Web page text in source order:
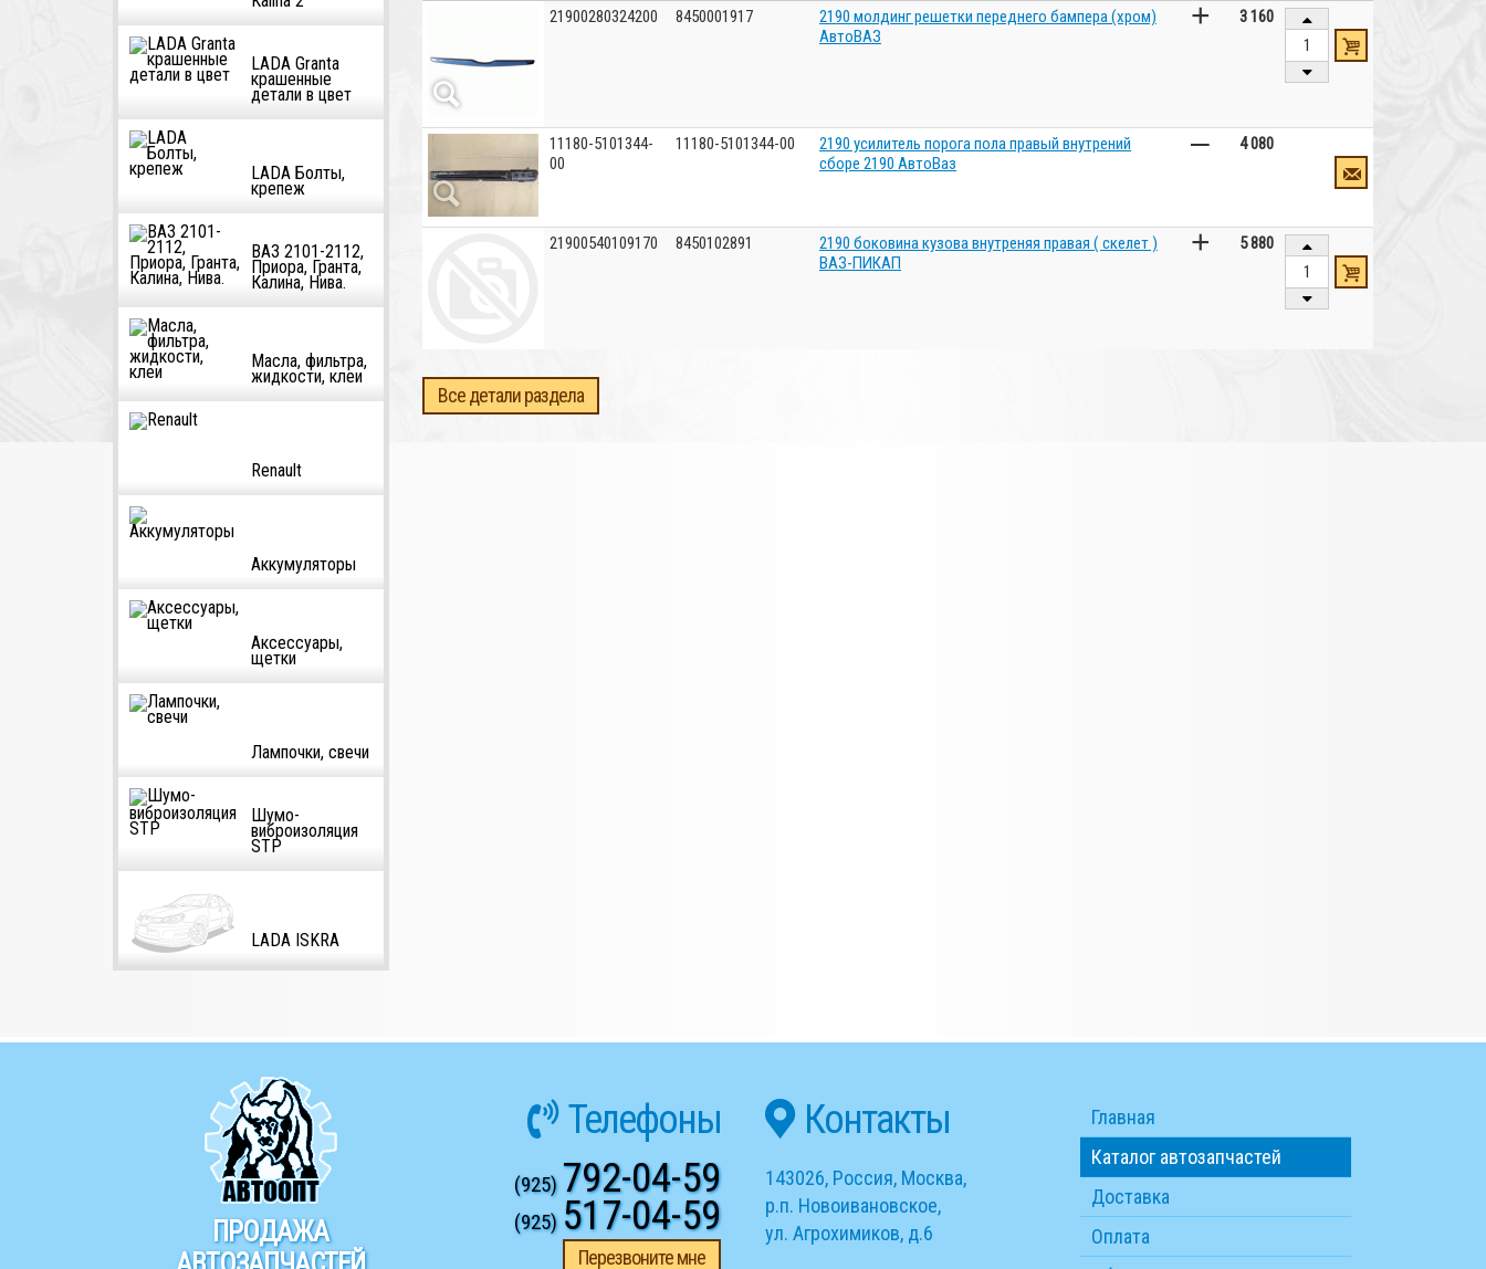
LADA Granta
крашенные
детали в цвет
LADA Болты,
крепеж
ВАЗ 2101-2112,
Приора, Гранта,
Калина, Нива.
Масла, фильтра,
жидкости, клеи
Renault
Аккумуляторы
Аксессуары,
щетки
Лампочки, свечи
Шумо-
виброизоляция
STP
LADA ISKRA
21900280324200 8450001917
2190 молдинг решетки переднего бампера (хром)
АвтоВАЗ
+ 3 160
11180-5101344-
00
11180-5101344-00
2190 усилитель порога пола правый внутрений
сборе 2190 АвтоВаз
– 4 080
21900540109170 8450102891
2190 боковина кузова внутреняя правая ( скелет )
ВАЗ-ПИКАП
+ 5 880
Все детали раздела
ПРОДАЖА
Телефоны
(925) 792-04-59
(925) 517-04-59
Перезвоните мне
Контакты
143026, Россия, Москва,
р.п. Новоивановское,
ул. Агрохимиков, д.6
Главная
Каталог автозапчастей
Доставка
Оплата